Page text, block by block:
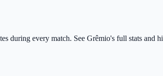
during every match. See Grêmio's full stats and